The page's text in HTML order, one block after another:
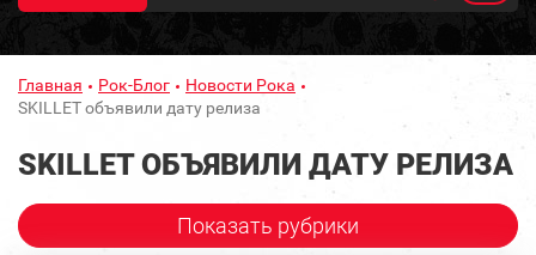
Главная Рок-Блог
Новости Рока
SKILLET объявили дату релиза
SKILLET ОБЪЯВИЛИ ДАТУ РЕЛИЗА
Показать рубрики